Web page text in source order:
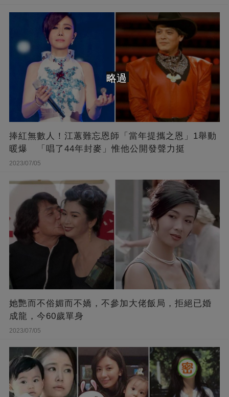
捧紅無數人！江蕙難忘恩師「當年提攜之恩」1舉動
暖爆 「唱了44年封麥」惟他公開發聲力挺
2023/07/05
她艷而不俗媚而不嬌，不參加大佬飯局，拒絕已婚
成龍，今60歲單身
2023/07/05
略過